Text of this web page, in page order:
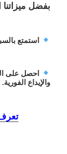
بفضل ميزاتنا
استمتع
احصل على
والإيداع الفورية.